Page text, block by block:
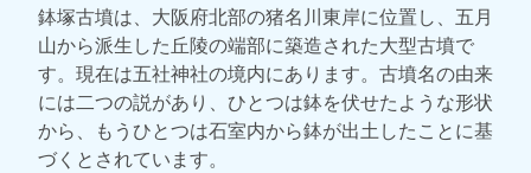
鉢塚古墳は、大阪府北部の猪名川東岸に位置し、五月
山から派生した丘陵の端部に築造された大型古墳で
す。現在は五社神社の境内にあります。古墳名の由来
には二つの説があり、ひとつは鉢を伏せたような形状
から、もうひとつは石室内から鉢が出土したことに基
づくとされています。